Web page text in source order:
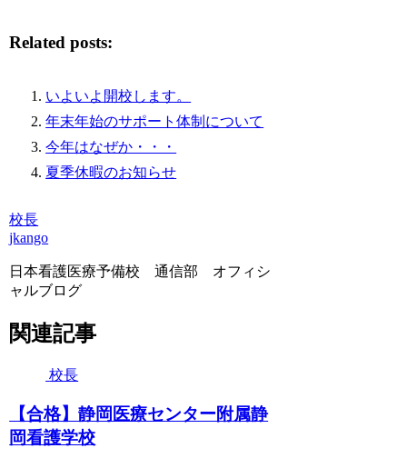
Related posts:
いよいよ開校します。
年末年始のサポート体制について
今年はなぜか・・・
夏季休暇のお知らせ
校長
jkango
日本看護医療予備校 通信部 オフィシ
ャルブログ
関連記事
校長
【合格】静岡医療センター附属静
岡看護学校